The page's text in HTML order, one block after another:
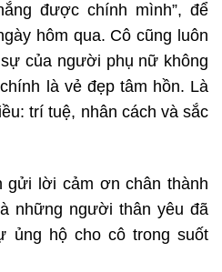
được chính mình”, để
hôm qua. Cô cũng luôn
của người phụ nữ không
là vẻ đẹp tâm hồn. Là
trí tuệ, nhân cách và sắc
gửi lời cảm ơn chân thành
những người thân yêu đã
ủng hộ cho cô trong suốt